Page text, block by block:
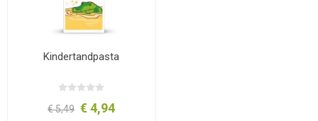
Kindertandpasta
€ 5,49 € 4,94